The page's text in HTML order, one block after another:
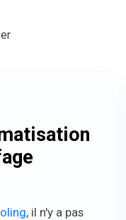
, il n'y a pas